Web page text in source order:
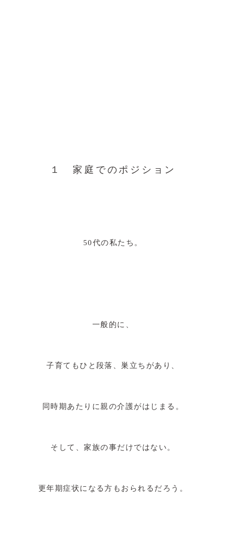
１ 家庭でのポジション
50代の私たち。
一般的に、
子育てもひと段落、巣立ちがあり、
同時期あたりに親の介護がはじまる。
そして、家族の事だけではない。
更年期症状になる方もおられるだろう。